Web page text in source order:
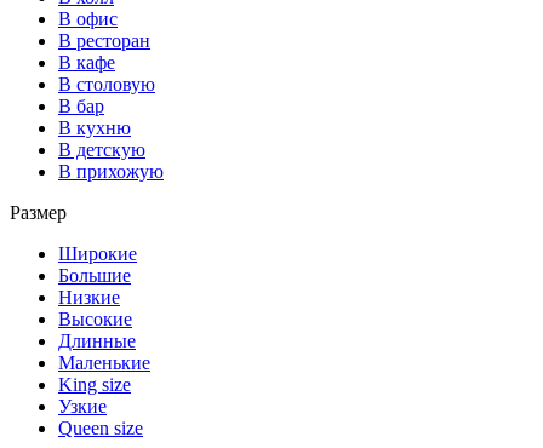
В офис
В ресторан
В кафе
В столовую
В бар
В кухню
В детскую
В прихожую
Размер
Широкие
Большие
Низкие
Высокие
Длинные
Маленькие
King size
Узкие
Queen size